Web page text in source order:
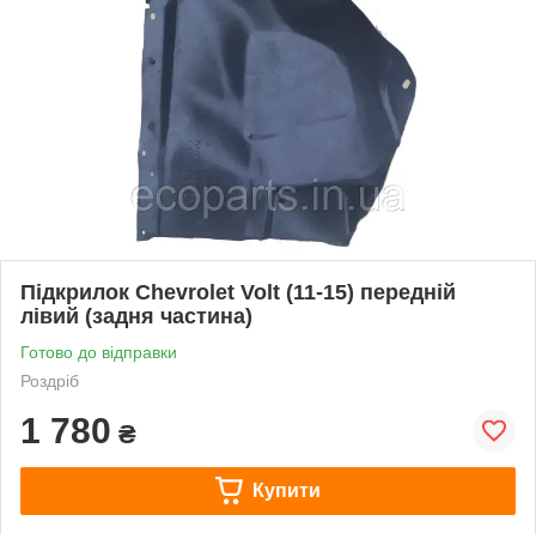
Підкрилок Chevrolet Volt (11-15) передній
лівий (задня частина)
Готово до відправки
Роздріб
1 780 ₴
Купити